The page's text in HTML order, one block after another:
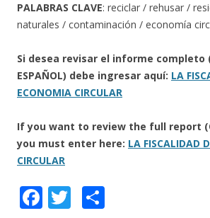
PALABRAS CLAVE: reciclar / rehusar /
naturales / contaminación / economía
Si desea revisar el informe completo
ESPAÑOL) debe ingresar aquí: LA
ECONOMIA CIRCULAR
If you want to review the full report
you must enter here: LA FISCALIDAD
CIRCULAR
F T